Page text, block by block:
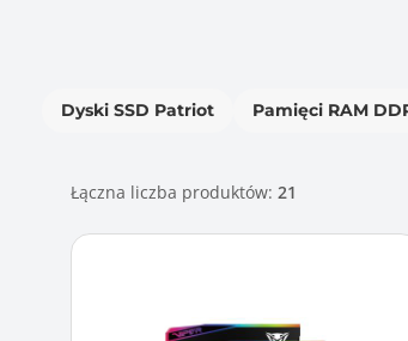
Dyski SSD Patriot Pamięci RAM
Łączna liczba produktów: 21